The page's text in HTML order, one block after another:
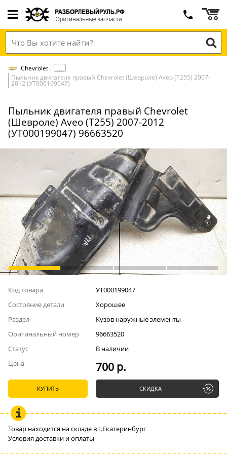
Chevrolet
Пыльник двигателя правый Chevrolet (Шевроле) Aveo (T255) 2007-
2012 (УТ000199047)
Пыльник двигателя правый Chevrolet
(Шевроле) Aveo (T255) 2007-2012
(УТ000199047) 96663520
Код товара
УТ000199047
Состояние детали
Хорошее
Раздел
Кузов наружные элементы
Оригинальный номер
96663520
Статус
В наличии
Цена
700 р.
КУПИТЬ СКИДКА
Товар находится на складе в г.Екатеринбург
Условия доставки и оплаты